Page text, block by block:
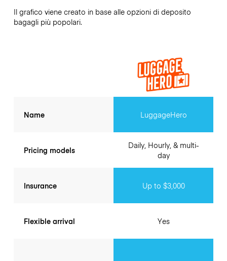
Il grafico viene creato in base alle opzioni di deposito
bagagli più popolari.
Name
Pricing models
Insurance
Flexible arrival
LuggageHero
Daily, Hourly, & multi-
day
Up to $3,000
Yes